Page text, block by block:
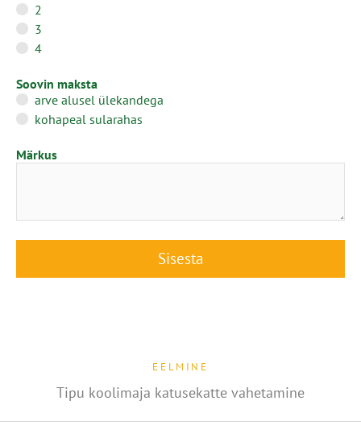
2
3
4
Soovin maksta
arve alusel ülekandega
kohapeal sularahas
Märkus
EELMINE
Tipu koolimaja katusekatte vahetamine